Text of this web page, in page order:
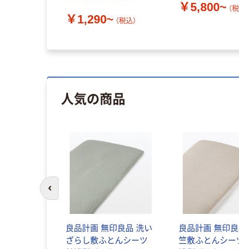
￥1,290~ （税込）
￥5,800~ （
人気の商品
良品計画 無印良品 洗い
ざらし敷ふとんシーツ
良品計画 無印
竺敷ふとんシー